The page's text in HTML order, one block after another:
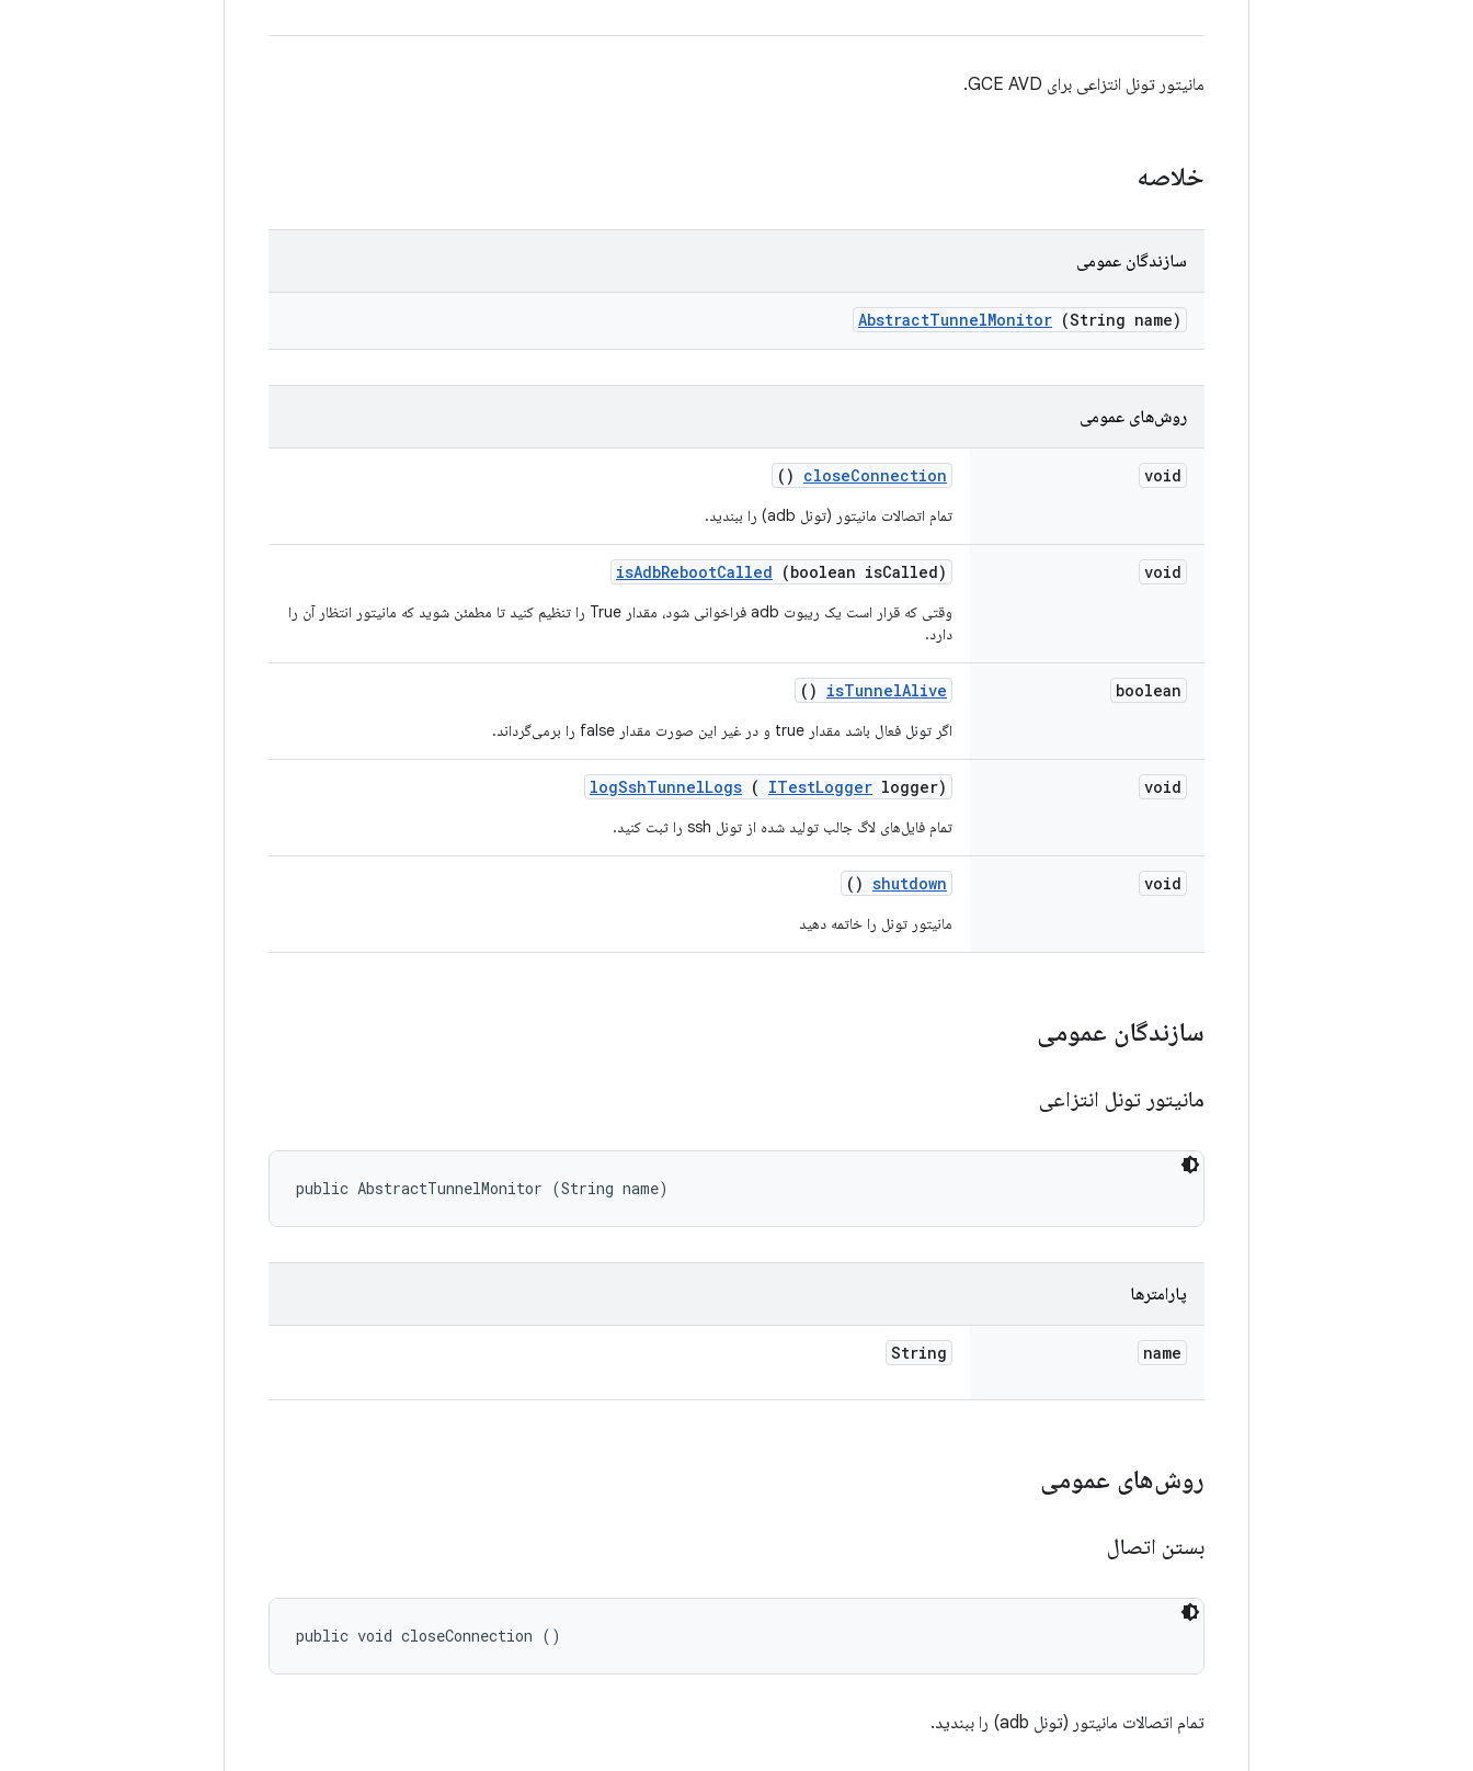
مانیتور تونل انتزاعی برای GCE AVD.
خلاصه
سازندگان عمومی
AbstractTunnelMonitor (String name)
روش‌های عمومی
void
closeConnection
()
تمام اتصالات مانیتور (تونل adb) را ببندید.
void
isAdbRebootCalled (boolean isCalled)
وقتی که قرار است یک ریبوت adb فراخوانی شود، مقدار True را تنظیم کنید تا مطمئن شوید که مانیتور انتظار آن را
دارد.
boolean
isTunnelAlive
()
اگر تونل فعال باشد مقدار true و در غیر این صورت مقدار false را برمی‌گرداند.
void
logSshTunnelLogs ( ITestLogger logger)
تمام فایل‌های لاگ جالب تولید شده از تونل ssh را ثبت کنید.
void
shutdown
()
مانیتور تونل را خاتمه دهید
سازندگان عمومی
مانیتور تونل انتزاعی
public AbstractTunnelMonitor (String name)
پارامترها
name
String
روش‌های عمومی
بستن اتصال
public void closeConnection ()
تمام اتصالات مانیتور (تونل adb) را ببندید.